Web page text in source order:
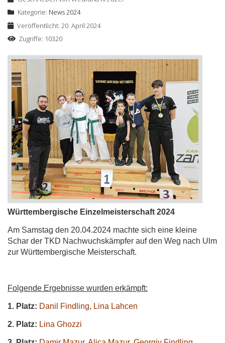
Kategorie: News 2024
Veröffentlicht: 20. April 2024
Zugriffe: 10320
Württembergische Einzelmeisterschaft 2024
Am Samstag den 20.04.2024 machte sich eine kleine
Schar der TKD Nachwuchskämpfer auf den Weg nach Ulm
zur Württembergische Meisterschaft.
Folgende Ergebnisse wurden erkämpft:
1. Platz: Danil Findling, Lina Lahcen
2. Platz: Lina Ghozzi